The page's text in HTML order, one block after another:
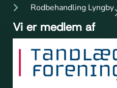
Rodbehandling Lyngby
Vi er medlem af